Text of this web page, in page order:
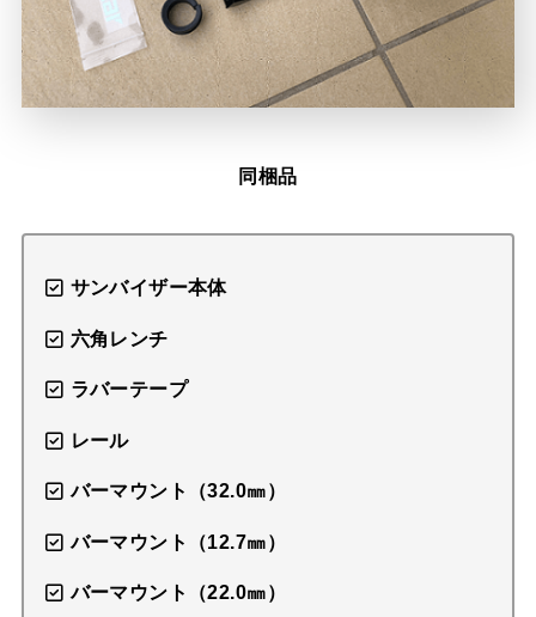
同梱品
サンバイザー本体
六角レンチ
ラバーテープ
レール
バーマウント（32.0㎜）
バーマウント（12.7㎜）
バーマウント（22.0㎜）